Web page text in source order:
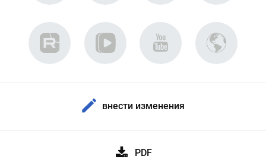
внести изменения
PDF